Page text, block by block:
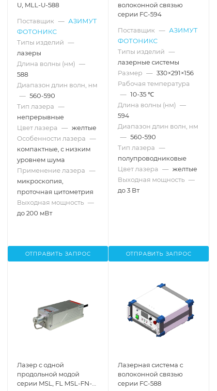
U, MLL-U-588
Поставщик — АЗИМУТ
ФОТОНИКС
Типы изделий —
лазеры
Длина волны (нм) —
588
Диапазон длин волн, нм
— 560-590
Тип лазера —
непрерывные
Цвет лазера — желтые
Особенности лазера —
компактные, с низким
уровнем шума
Применение лазера —
микроскопия,
проточная цитометрия
Выходная мощность —
до 200 мВт
ОТПРАВИТЬ ЗАПРОС
волоконной связью
серии FC-594
Поставщик — АЗИМУТ
ФОТОНИКС
Типы изделий —
лазерные системы
Размер — 330×291×156
Рабочая температура
— 10-35 ℃
Длина волны (нм) —
594
Диапазон длин волн, нм
— 560-590
Тип лазера —
полупроводниковые
Цвет лазера — желтые
Выходная мощность —
до 3 Вт
ОТПРАВИТЬ ЗАПРОС
Лазер с одной
продольной модой
серии MSL, FL MSL-FN-
Лазерная система с
волоконной связью
серии FC-588